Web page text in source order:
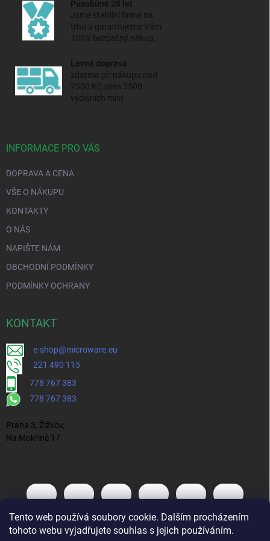
Tento web používá soubory cookie. Dalším procházením
tohoto webu vyjadřujete souhlas s jejich používáním.
Působíme 28 let
Jsme stabilní firma na
trhu a garantujeme Vám
100% bezpečný nákup.
Levná doprava
zdarma při nákupu nad
2500 Kč, přes 3500
výdejních míst
INFORMACE PRO VÁS
DOPRAVA A CENA
VŠE O NÁKUPU
KONTAKTY
O NÁS
NAPIŠTE NÁM
OBCHODNÍ PODMÍNKY
PODMÍNKY OCHRANY
KONTAKT
e-shop@microware.eu
221 490 115
778 767 383
778 767 383
Praha 3, Žižkov,
Na Mokřině 17